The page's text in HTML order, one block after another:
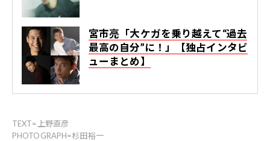
宮市亮「大ケガを乗り越えて“過去
最高の自分”に！」【独占インタビ
ューまとめ】
TEXT=上野直彦
PHOTOGRAPH=杉田裕一